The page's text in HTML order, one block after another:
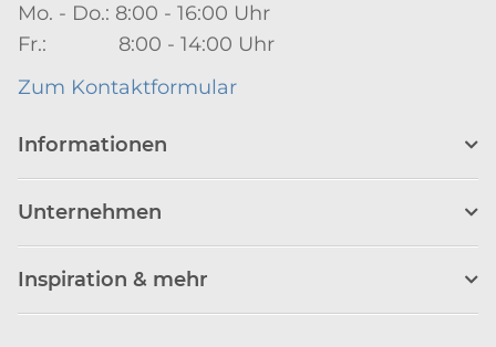
Mo. - Do.: 8:00 - 16:00 Uhr
Fr.: 8:00 - 14:00 Uhr
Zum Kontaktformular
Informationen
Unternehmen
Inspiration & mehr